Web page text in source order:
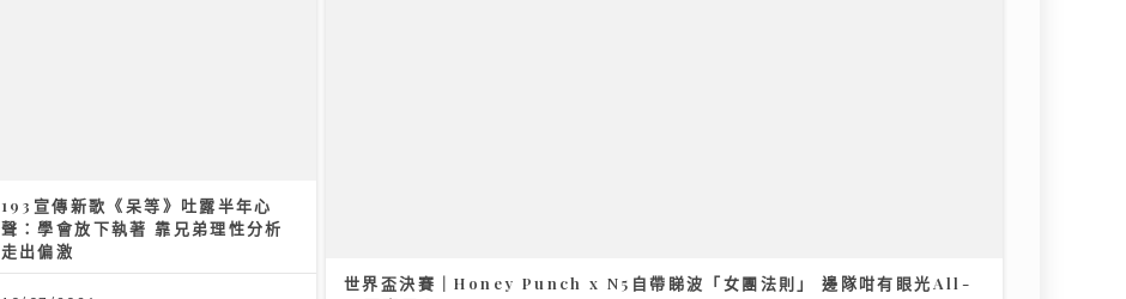
世界盃決賽｜Honey Punch x N5自帶睇波「女團法則」 邊隊咁有眼光All-
193宣傳新歌《呆等》吐露半年心
聲：學會放下執著 靠兄弟理性分析
走出偏激